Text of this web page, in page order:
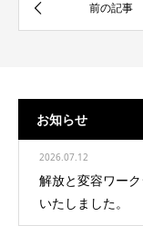
お知らせ
2026.07.12
解放と変容ワー
いたしました。